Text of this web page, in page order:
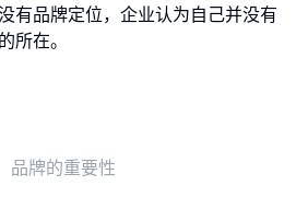
有品牌定位，企业认为自己并没有
所在。
品牌的重要性